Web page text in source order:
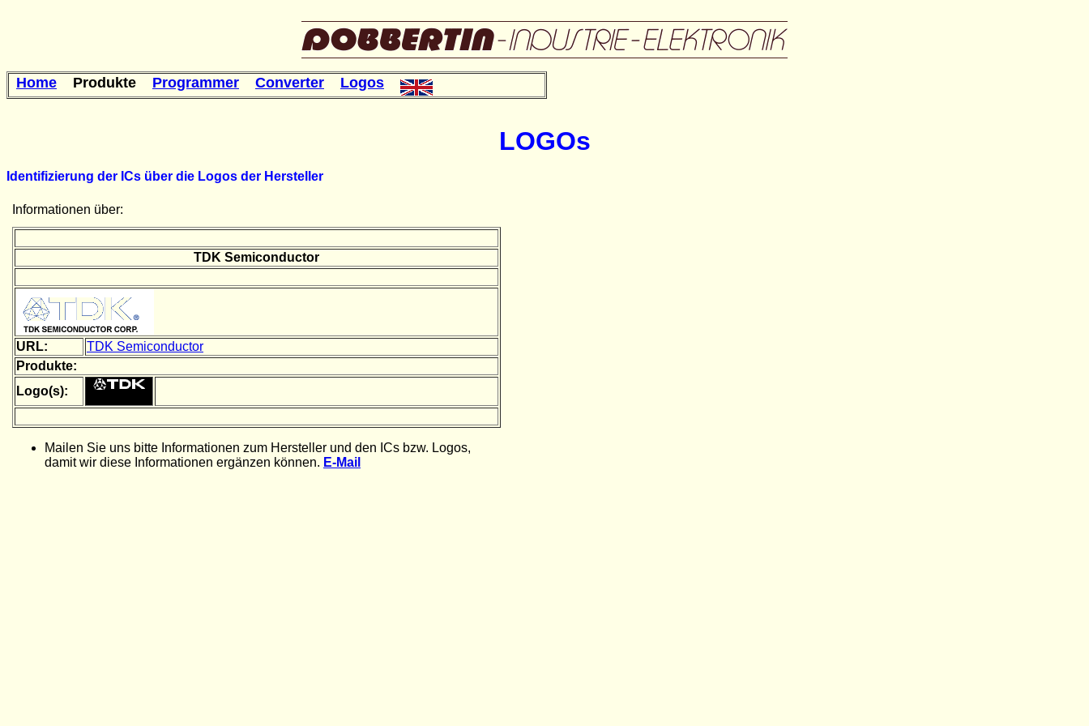
Home Produkte Programmer Converter Logos
LOGOs
Identifizierung der ICs über die Logos der Hersteller
Informationen über:
TDK Semiconductor
URL:
TDK Semiconductor
Produkte:
Logo(s):
Mailen Sie uns bitte Informationen zum Hersteller und den ICs bzw. Logos,
damit wir diese Informationen ergänzen können. E-Mail